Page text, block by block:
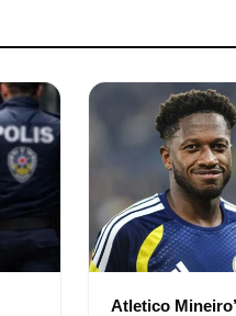
Atletico